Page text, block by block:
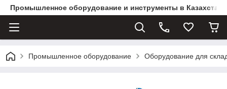
Промышленное оборудование и инструменты в
Промышленное оборудование Оборудование для